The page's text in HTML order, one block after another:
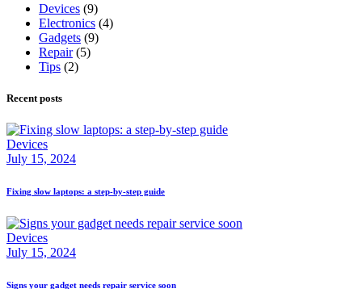
Devices (9)
Electronics (4)
Gadgets (9)
Repair(5)
Tips (2)
Recent posts
Devices
July 15, 2024
Fixing slow laptops: a step-by-step guide
Devices
July 15, 2024
Signs your gadget needs repair service soon